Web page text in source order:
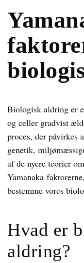
Biologisk aldring er
og celler gradvist
proces, der påvirkes
genetik,
af de nyere teorier
Yamanaka-
bestemme vores
Hvad er
aldring?